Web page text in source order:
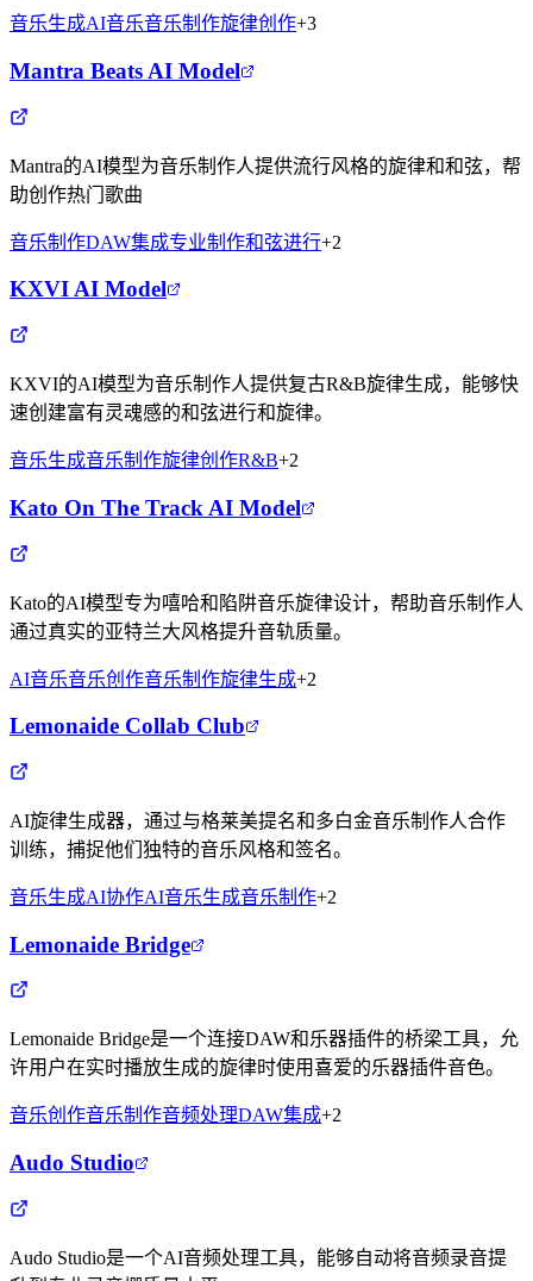
音乐生成AI音乐音乐制作旋律创作+3
Mantra Beats AI Model
Mantra的AI模型为音乐制作人提供流行风格的旋律和和弦，帮
助创作热门歌曲
音乐制作DAW集成专业制作和弦进行+2
KXVI AI Model
KXVI的AI模型为音乐制作人提供复古R&B旋律生成，能够快
速创建富有灵魂感的和弦进行和旋律。
音乐生成音乐制作旋律创作R&B+2
Kato On The Track AI Model
Kato的AI模型专为嘻哈和陷阱音乐旋律设计，帮助音乐制作人
通过真实的亚特兰大风格提升音轨质量。
AI音乐音乐创作音乐制作旋律生成+2
Lemonaide Collab Club
AI旋律生成器，通过与格莱美提名和多白金音乐制作人合作
训练，捕捉他们独特的音乐风格和签名。
音乐生成AI协作AI音乐生成音乐制作+2
Lemonaide Bridge
Lemonaide Bridge是一个连接DAW和乐器插件的桥梁工具，允
许用户在实时播放生成的旋律时使用喜爱的乐器插件音色。
音乐创作音乐制作音频处理DAW集成+2
Audo Studio
Audo Studio是一个AI音频处理工具，能够自动将音频录音提